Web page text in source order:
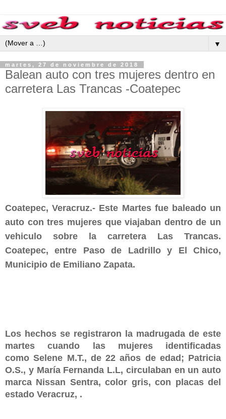
▼
martes, 27 de noviembre de 2018
Balean auto con tres mujeres dentro en
carretera Las Trancas -Coatepec
Coatepec, Veracruz.- Este Martes fue baleado un
auto con tres mujeres que viajaban dentro de un
vehiculo sobre la carretera Las Trancas.
Coatepec, entre Paso de Ladrillo y El Chico,
Municipio de Emiliano Zapata.
Los hechos se registraron la madrugada de este
martes cuando las mujeres identificadas
como Selene M.T., de 22 años de edad; Patricia
O.S., y María Fernanda L.L, circulaban en un auto
marca Nissan Sentra, color gris, con placas del
estado Veracruz, .